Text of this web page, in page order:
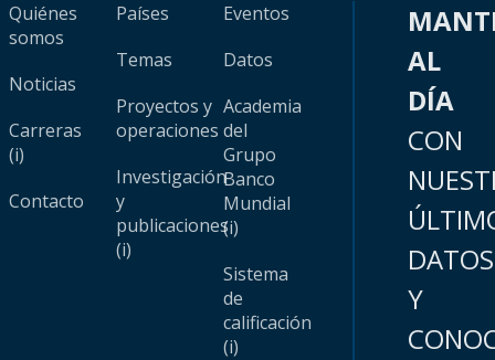
Quiénes
somos
Noticias
Carreras
(i)
Contacto
Países
Temas
Proyectos y
operaciones
Investigación
y
publicaciones
(i)
Eventos
Datos
Academia
del
Grupo
Banco
Mundial
(i)
Sistema
de
calificación
(i)
AL
DÍA
CON
DATOS
Y